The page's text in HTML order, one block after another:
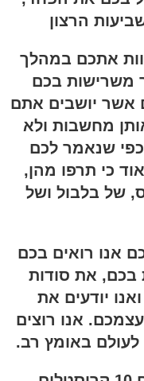
הרצון
אתכם במהלך
משרישות בכם
אשר יושבים אתם
מחשבות ולא
שנאמר לכם
כי תרפו מהן,
של בלבול ושל
אנו רואים בכם
בכם, את סודות
יודעים את
אנו רוצים
לעולם באומץ רב.